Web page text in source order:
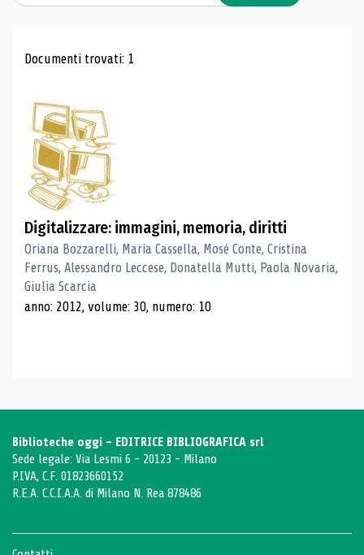
Risultati di ricerca
Documenti trovati: 1
Digitalizzare: immagini, memoria, diritti
Oriana Bozzarelli, Maria Cassella, Mosé Conte, Cristina
Ferrus, Alessandro Leccese, Donatella Mutti, Paola Novaria,
Giulia Scarcia
anno: 2012, volume: 30, numero: 10
Biblioteche oggi - EDITRICE BIBLIOGRAFICA srl
Sede legale: Via Lesmi 6 - 20123 - Milano
P.IVA, C.F. 01823660152
R.E.A. C.C.I.A.A. di Milano N. Rea 878486